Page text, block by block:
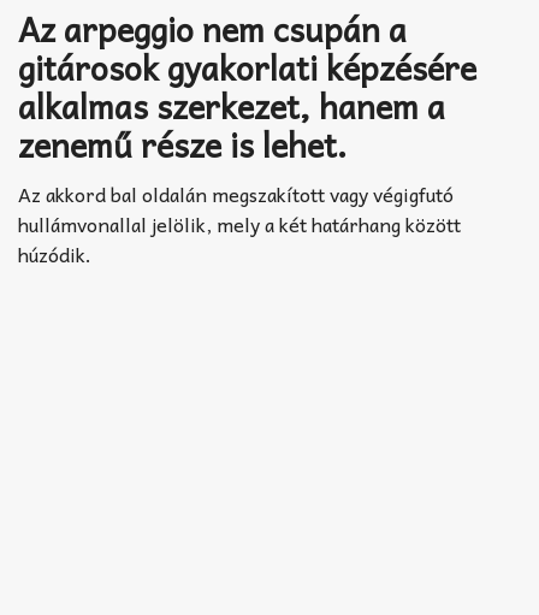
TABok
Improvizáció
Az arpeggio nem csupán a
gitárosok gyakorlati képzésére
alkalmas szerkezet, hanem a
zenemű része is lehet.
Az akkord bal oldalán megszakított vagy végigfutó
hullámvonallal jelölik, mely a két határhang között
húzódik.